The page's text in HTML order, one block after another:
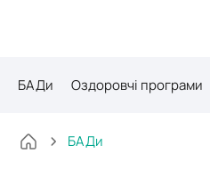
БАДи Оздоровчі програми
БАДи